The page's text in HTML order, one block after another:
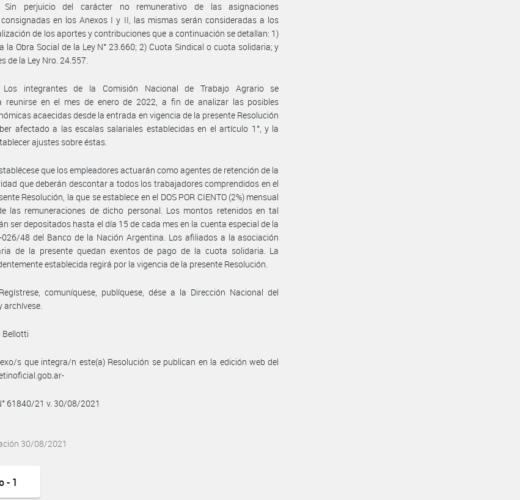
Sin perjuicio del carácter no remunerativo de las asignaciones
en los Anexos I y II, las mismas serán consideradas a los
de los aportes y contribuciones que a continuación se detallan: 1)
la Obra Social de la Ley N° 23.660; 2) Cuota Sindical o cuota solidaria; y
de la Ley Nro. 24.557.
Los integrantes de la Comisión Nacional de Trabajo Agrario se
reunirse en el mes de enero de 2022, a fin de analizar las posibles
acaecidas desde la entrada en vigencia de la presente Resolución
afectado a las escalas salariales establecidas en el artículo 1°, y la
ajustes sobre éstas.
que los empleadores actuarán como agentes de retención de la
que deberán descontar a todos los trabajadores comprendidos en el
Resolución, la que se establece en el DOS POR CIENTO (2%) mensual
las remuneraciones de dicho personal. Los montos retenidos en tal
ser depositados hasta el día 15 de cada mes en la cuenta especial de la
026/48 del Banco de la Nación Argentina. Los afiliados a la asociación
de la presente quedan exentos de pago de la cuota solidaria. La
establecida regirá por la vigencia de la presente Resolución.
Regístrese, comuníquese, publíquese, dése a la Dirección Nacional del
archívese.
Bellotti
s que integra/n este(a) Resolución se publican en la edición web del
61840/21 v. 30/08/2021
30/08/2021
- 1